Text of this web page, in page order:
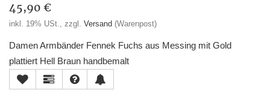
45,90 €
inkl. 19% USt., zzgl. Versand (Warenpost)
Damen Armbänder Fennek Fuchs aus Messing mit Gold
plattiert Hell Braun handbemalt